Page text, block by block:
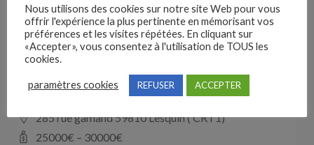
les landes de cassentin RD910
28000€ –40000€
Mecanicien (H/F) intinérant (Copie)
285 rue gamand 59810 Lesquin ( CRT1)
25000€ – 30000€
Nous utilisons des cookies sur notre site Web pour vous
offrir l'expérience la plus pertinente en mémorisant vos
préférences et les visites répétées. En cliquant sur
«Accepter», vous consentez à l'utilisation de TOUS les
cookies.
paramètres cookies REFUSER ACCEPTER